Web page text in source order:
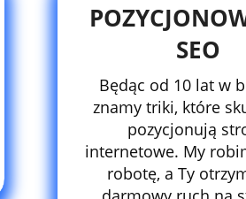
SEO
Będąc od 10 lat w
znamy triki, które
pozycjonują
internetowe. My
robotę, a Ty